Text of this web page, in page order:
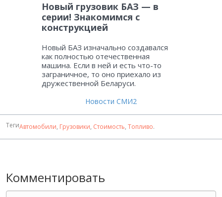
Новый грузовик БАЗ — в
серии! Знакомимся с
конструкцией
Новый БАЗ изначально создавался
как полностью отечественная
машина. Если в ней и есть что-то
заграничное, то оно приехало из
дружественной Беларуси.
Новости СМИ2
ТегиАвтомобили, Грузовики, Стоимость, Топливо.
Комментировать